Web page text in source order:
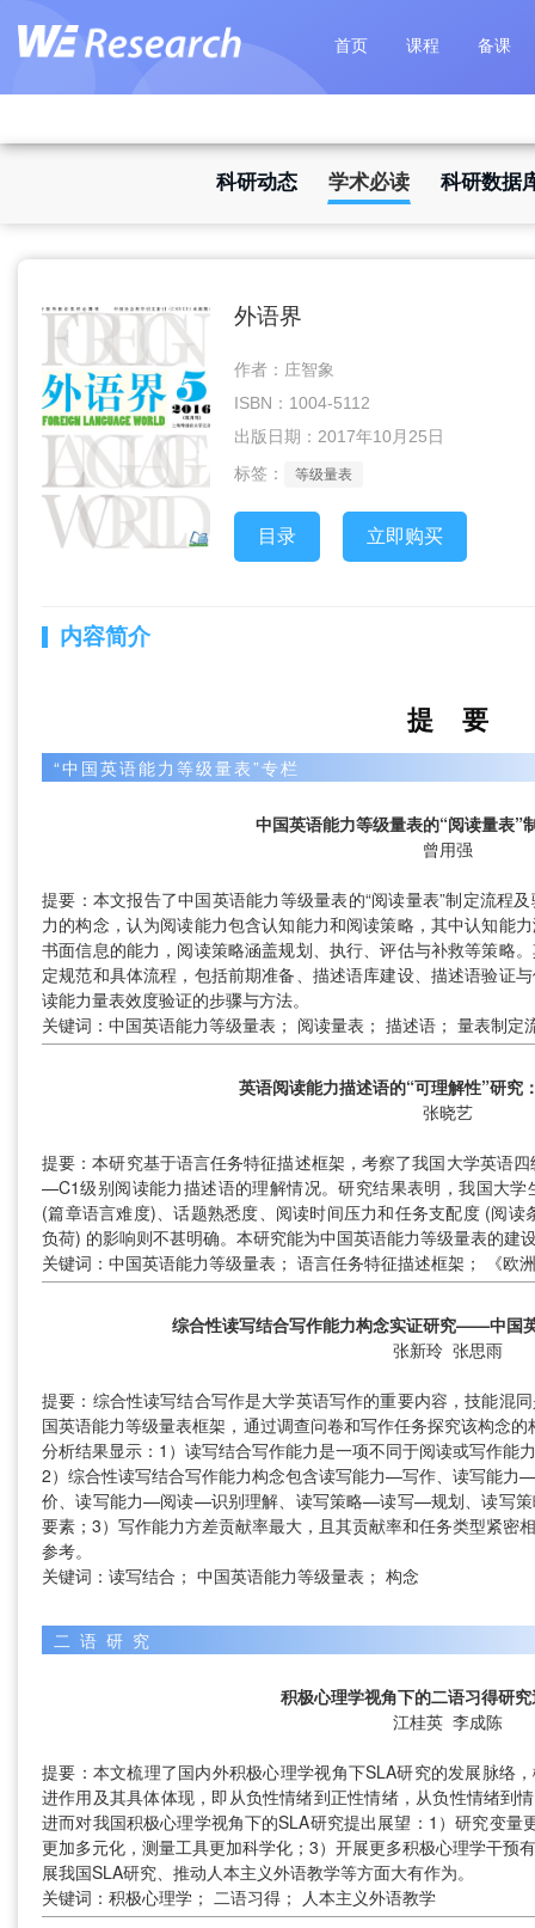
首页 课程 备课
科研动态 学术必读 科研数据
外语界
作者：庄智象
ISBN：1004-5112
出版日期：2017年10月25日
标签：
等级量表
目录 立即购买
内容简介
提 要
“中国英语能力等级量表”专栏
中国英语能力等级量表的“阅读量表”
曾用强
提要：本文报告了中国英语能力等级量表的“阅读量表”制定流程
力的构念，认为阅读能力包含认知能力和阅读策略，其中认知能
书面信息的能力，阅读策略涵盖规划、执行、评估与补救等策略
定规范和具体流程，包括前期准备、描述语库建设、描述语验证
读能力量表效度验证的步骤与方法。
关键词：中国英语能力等级量表； 阅读量表； 描述语； 量表制定
英语阅读能力描述语的“可理解性”研究
张晓艺
提要：本研究基于语言任务特征描述框架，考察了我国大学英语
—C1级别阅读能力描述语的理解情况。研究结果表明，我国大
(篇章语言难度)、话题熟悉度、阅读时间压力和任务支配度 (阅
负荷) 的影响则不甚明确。本研究能为中国英语能力等级量表的建
关键词：中国英语能力等级量表； 语言任务特征描述框架； 《欧
综合性读写结合写作能力构念实证研究——中国
张新玲 张思雨
提要：综合性读写结合写作是大学英语写作的重要内容，技能混
国英语能力等级量表框架，通过调查问卷和写作任务探究该构念
分析结果显示：1）读写结合写作能力是一项不同于阅读或写作能
2）综合性读写结合写作能力构念包含读写能力—写作、读写能
价、读写能力—阅读—识别理解、读写策略—读写—规划、读写
要素；3）写作能力方差贡献率最大，且其贡献率和任务类型紧密
参考。
关键词：读写结合； 中国英语能力等级量表； 构念
二语研究
积极心理学视角下的二语习得研
江桂英 李成陈
提要：本文梳理了国内外积极心理学视角下SLA研究的发展脉络
进作用及其具体体现，即从负性情绪到正性情绪，从负性情绪到
进而对我国积极心理学视角下的SLA研究提出展望：1）研究变量
更加多元化，测量工具更加科学化；3）开展更多积极心理学干预
展我国SLA研究、推动人本主义外语教学等方面大有作为。
关键词：积极心理学； 二语习得； 人本主义外语教学